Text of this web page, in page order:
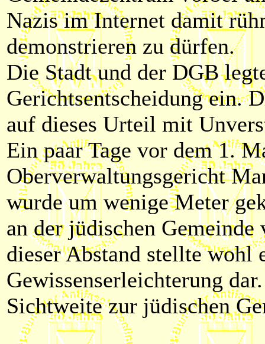
Nazis im Internet damit
demonstrieren zu dürfen.
Die Stadt und der DGB
Gerichtsentscheidung ein.
auf dieses Urteil mit
Ein paar Tage vor dem 1.
Oberverwaltungsgericht
wurde um wenige Meter
an der jüdischen
dieser Abstand stellte wohl
Gewissenserleichterung
Sichtweite zur jüdischen